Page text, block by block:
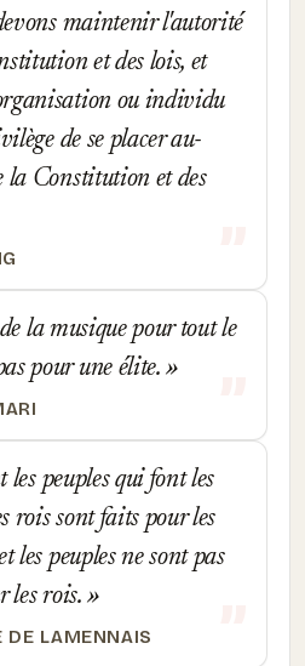
maintenir l'autorité
et des lois, et
ou individu
de se placer au-
la Constitution et des
la musique pour tout le
pour une élite.
les peuples qui font les
rois sont faits pour les
les peuples ne sont pas
les rois.
DE LAMENNAIS